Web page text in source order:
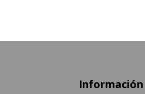
Información